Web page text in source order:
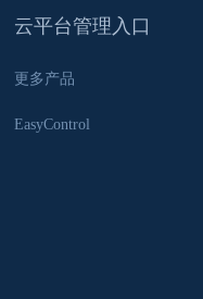
云平台管理入口
更多产品
EasyControl